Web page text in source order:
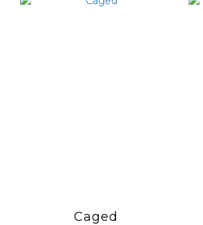
Caged